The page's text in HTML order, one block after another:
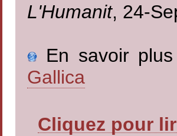
L'Humanit, 24-
En savoir
Gallica
Cliquez pour